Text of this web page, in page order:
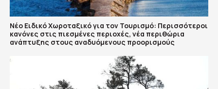
Νέο Ειδικό Χωροταξικό για τον Τουρισμό: Περισσότεροι
κανόνες στις πιεσμένες περιοχές, νέα περιθώρια
ανάπτυξης στους αναδυόμενους προορισμούς